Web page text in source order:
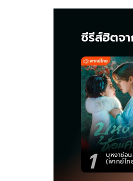
ซีรีส์ฮิตจ
1 บุหงาซ่อ
(พากย์ไท